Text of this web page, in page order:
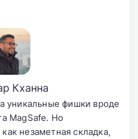
Кханна
уникальные фишки вроде
MagSafe. Но
незаметная складка,